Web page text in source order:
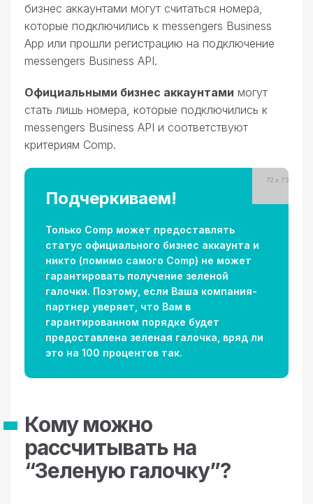
бизнес аккаунтами могут считаться номера,
которые подключились к messengers Business
App или прошли регистрацию на подключение
messengers Business API.
Официальными бизнес аккаунтами могут
стать лишь номера, которые подключились к
messengers Business API и соответствуют
критериям Comp.
Подчеркиваем!
Только Comp может предоставлять
статус официального бизнес аккаунта и
никто (помимо самого Comp) не может
гарантировать получение зеленой
галочки. Поэтому, если Ваша компания-
партнер уверяет, что Вам в
гарантированном порядке будет
предоставлена зеленая галочка, вряд ли
это на 100 процентов так.
Кому можно
рассчитывать на
“Зеленую галочку”?